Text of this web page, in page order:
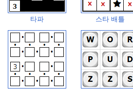
타파 스타 배틀